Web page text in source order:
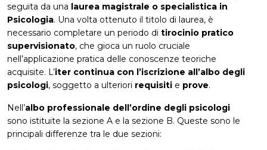
seguita da una laurea magistrale o specialistica in
Psicologia. Una volta ottenuto il titolo di laurea, è
necessario completare un periodo di tirocinio pratico
supervisionato, che gioca un ruolo cruciale
nell’applicazione pratica delle conoscenze teoriche
acquisite. L’iter continua con l’iscrizione all’albo degli
psicologi, soggetto a ulteriori requisiti e prove.
Nell’albo professionale dell’ordine degli psicologi
sono istituite la sezione A e la sezione B. Queste sono le
principali differenze tra le due sezioni: